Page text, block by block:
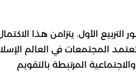
إلى مرحلة البدر الكامل بعد مرور 7.4 أيام من طور التربيع الأول. يتزامن هذا
الفلكية. تعتمد المجتمعات في العالم
المرتبطة بالتقويم